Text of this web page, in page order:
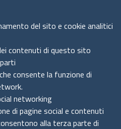
Privacy
del sito e cookie analitici
contenuti di questo sito
consente la funzione di
networking
di pagine social e contenuti
alla terza parte di